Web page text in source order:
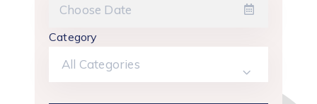
Category
All Categories